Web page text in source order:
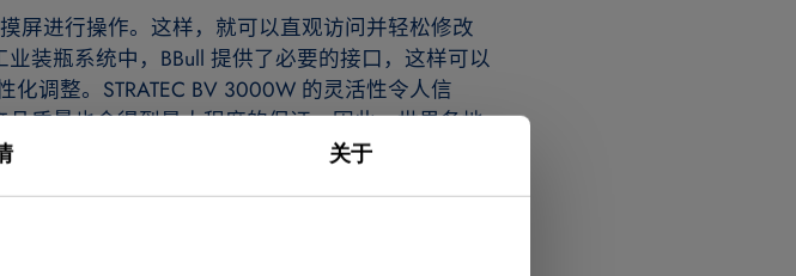
关于
屏进行操作。这样，就可以直观访问并轻松修改
装瓶系统中，BBull 提供了必要的接口，这样可以
调整。STRATEC BV 3000W 的灵活性令人信
质量也会得到最大程度的保证。因此，世界各地
。可口可乐、英国 Pedigree、爱尔兰 Diageo-